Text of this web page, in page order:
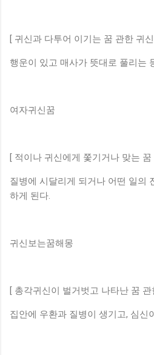
[ 귀신과 다투어 이기는 꿈 관한 귀
행운이 있고 매사가 뜻대로 풀리는
여자귀신꿈
[ 적이나 귀신에게 쫓기거나 맞는
질병에 시달리게 되거나 어떤 일의
하게 된다.
귀신보는꿈해몽
[ 총각귀신이 벌거벗고 나타난 꿈
집안에 우환과 질병이 생기고, 심신